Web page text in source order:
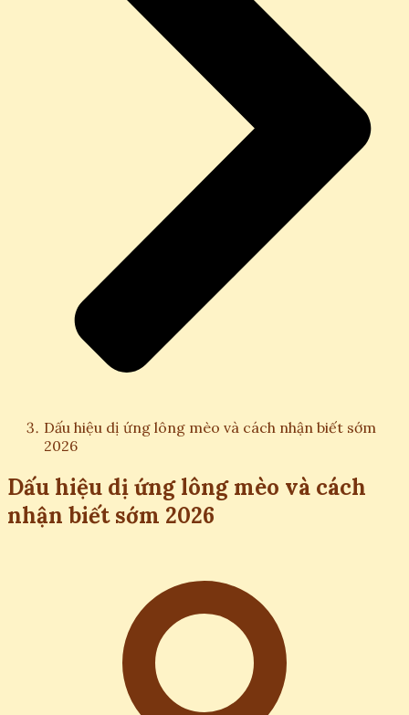
Dấu hiệu dị ứng lông mèo và cách nhận biết sớm
2026
Dấu hiệu dị ứng lông mèo và cách
nhận biết sớm 2026